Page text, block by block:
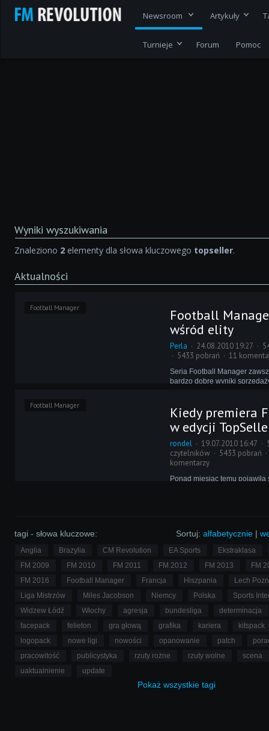
Newsroom Artykuły
Turnieje Forum Pomoc
Wyniki wyszukiwania
Znaleziono 2 elementy dla słowa kluczowego topseller.
Aktualności
Football Manager
Football
wśród elity
Perla 24.08.2010 19:27
5433 pobrań
11
Seria Football Manager
bardzo dobre wyniki
Managerem 2010, który
edycji TopSeller.
Football Manager
Kiedy premiera
w edycji
rondel 19.07.2010 16:47
czytelników
5433 pobrań
komentarzy
Ponad miesiąc temu
Sortuj: alfabetycznie |
tagi - słowa kluczowe:
Anglia Brazylia CM Revolution EA Sports
Ekstraklasa
FM 2009
FM 2010 FM 2011 FM 2012 FM 2013
FM
FM 2016
Football Manager Francja Hiszpania
Lech
Liga Mistrzów
Miles Jacobson Niemcy Polska
Sports
Widzew Łódź
Włochy agresja bundesliga
determinacja
facepack
felieton gra głową grafika kariera
kitspack
logopack
nowe ligi nowości opanowanie patch
pracowitość
publicystyka rzuty rożne rzuty wolne
scena
uaktualnienie
update
Pokaż wszystkie tagi